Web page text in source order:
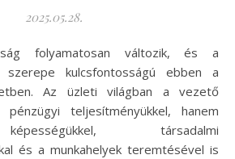
2025.05.28.
szerepe kulcsfontosságú ebben a
Az üzleti világban a vezető
pénzügyi teljesítményükkel, hanem
társadalmi
és a munkahelyek teremtésével is